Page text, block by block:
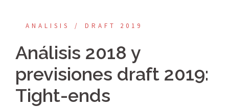
ANALISIS DRAFT 2019
Análisis 2018 y
previsiones draft 2019:
Tight-ends